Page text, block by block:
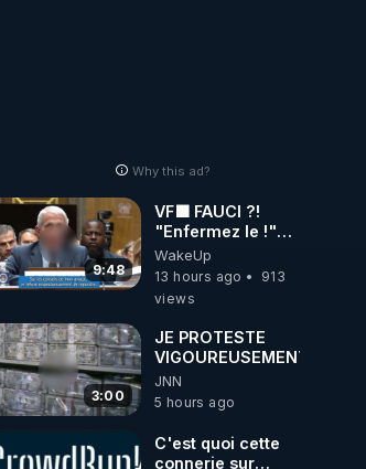
Why this ad?
9:48
VF🟩 FAUCI ?!
"Enfermez le !"
(Lock him up!) -
Quartz Traduction
WakeUp
13 hours ago
913
views
3:00
JE PROTESTE
VIGOUREUSEMENT
JNN
5 hours ago
C'est quoi cette
connerie sur